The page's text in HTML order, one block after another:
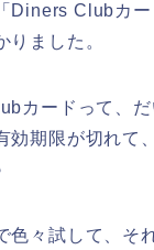
Diners Clubカー
りました。
カードって、
効期限が切れて
色々試して、そ